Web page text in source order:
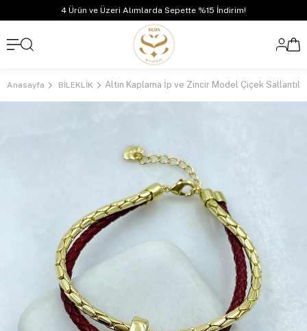
4 Ürün ve Üzeri Alımlarda Sepette %15 İndirim!
Anasayfa BİLEKLİK